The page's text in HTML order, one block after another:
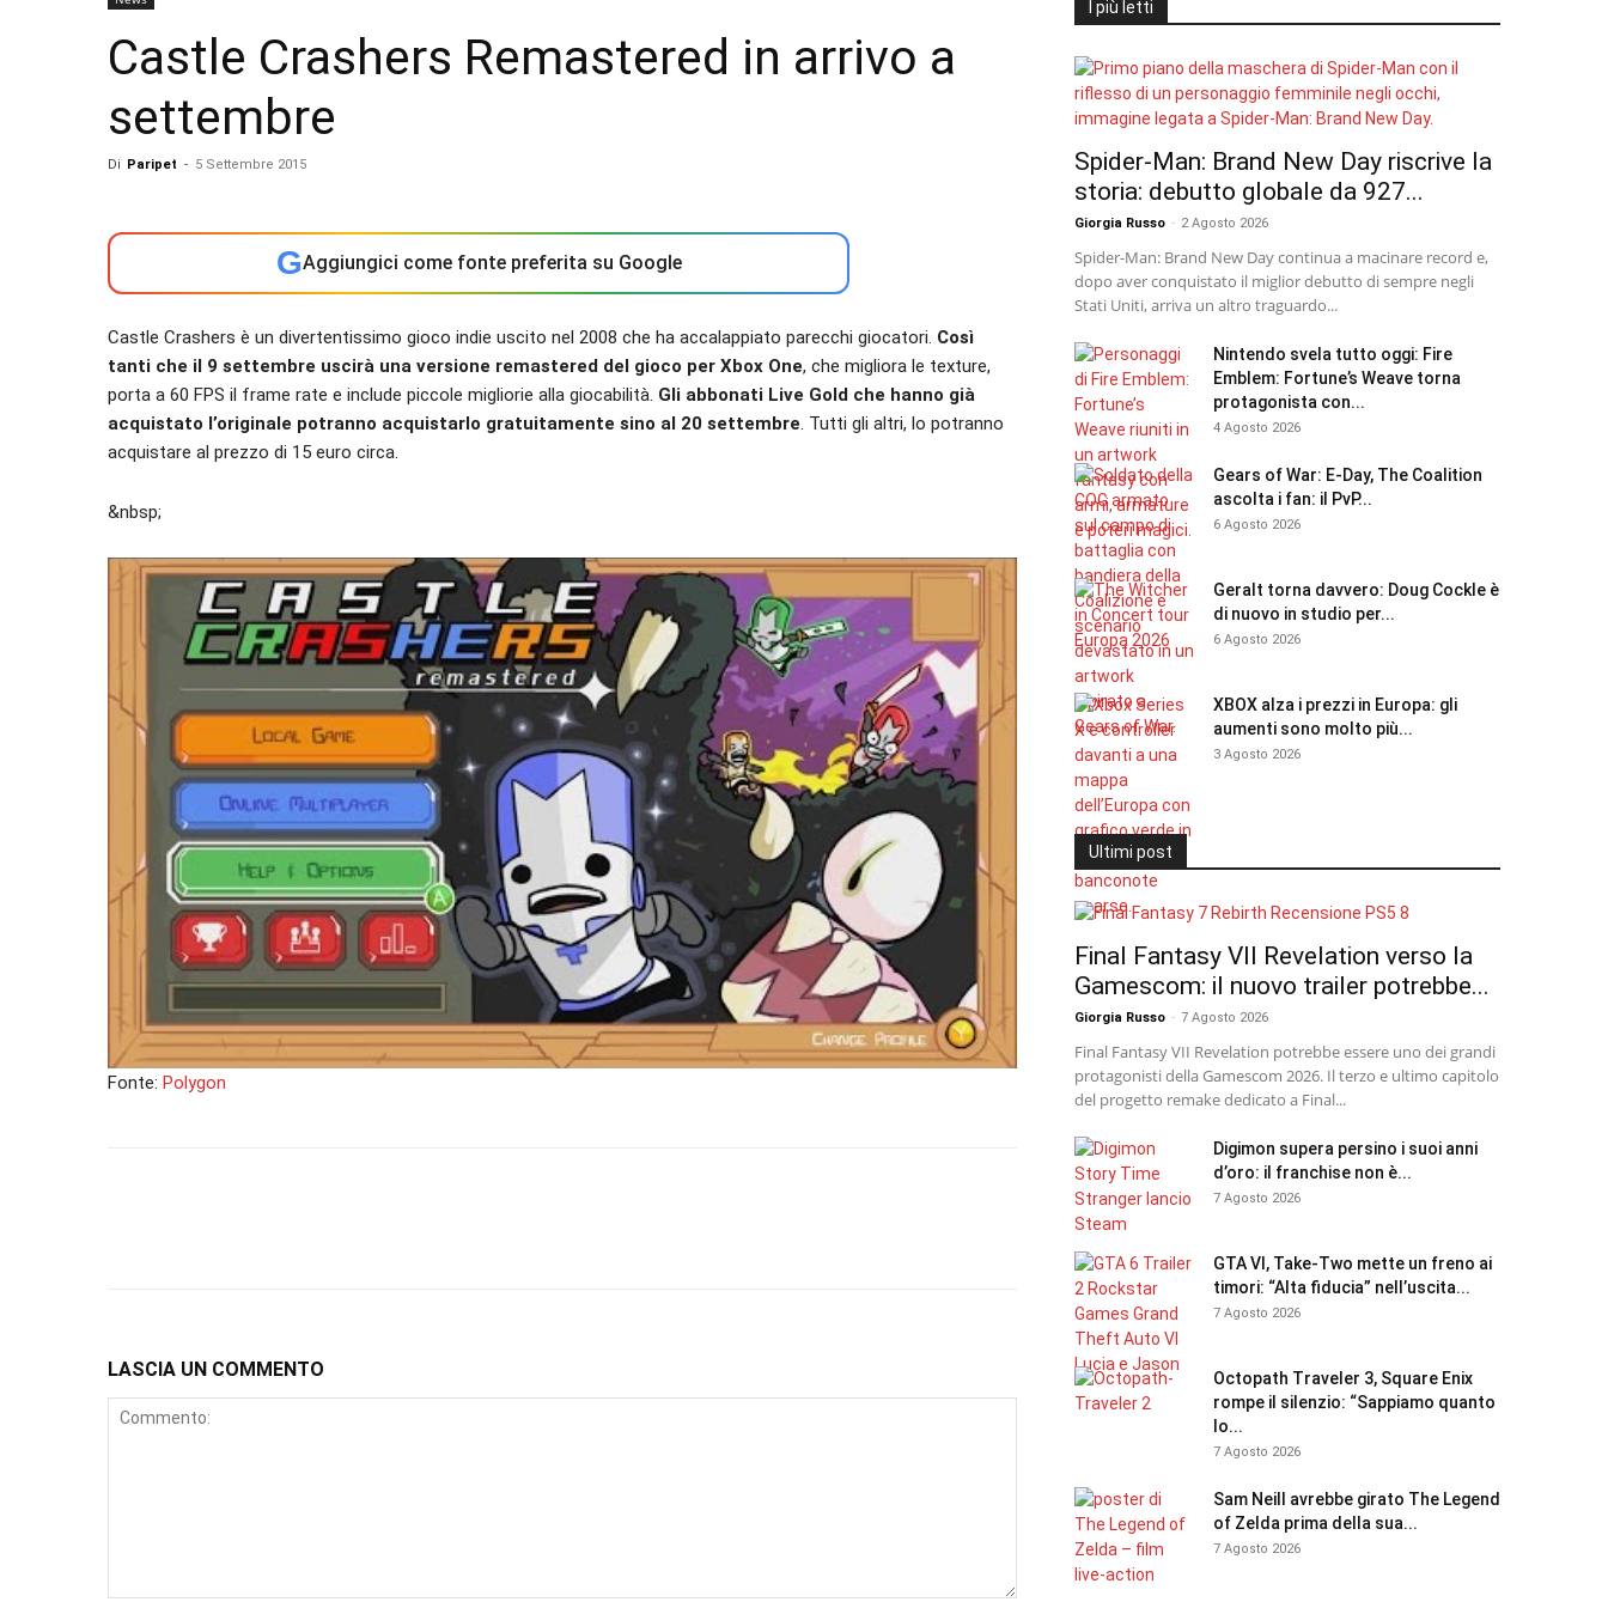
Castle Crashers Remastered in arrivo a
settembre
Di Paripet - 5 Settembre 2015
GAggiungici come fonte preferita su Google
Castle Crashers è un divertentissimo gioco indie uscito nel 2008 che ha accalappiato parecchi giocatori. Così
tanti che il 9 settembre uscirà una versione remastered del gioco per Xbox One, che migliora le texture,
porta a 60 FPS il frame rate e include piccole migliorie alla giocabilità. Gli abbonati Live Gold che hanno già
acquistato l’originale potranno acquistarlo gratuitamente sino al 20 settembre. Tutti gli altri, lo potranno
acquistare al prezzo di 15 euro circa.
&nbsp;
Fonte: Polygon
LASCIA UN COMMENTO
I più letti
Spider-Man: Brand New Day riscrive la
storia: debutto globale da 927...
Giorgia Russo - 2 Agosto 2026
Spider-Man: Brand New Day continua a macinare record e,
dopo aver conquistato il miglior debutto di sempre negli
Stati Uniti, arriva un altro traguardo...
Nintendo svela tutto oggi: Fire
Emblem: Fortune’s Weave torna
protagonista con...
4 Agosto 2026
Gears of War: E-Day, The Coalition
ascolta i fan: il PvP...
6 Agosto 2026
Geralt torna davvero: Doug Cockle è
di nuovo in studio per...
6 Agosto 2026
XBOX alza i prezzi in Europa: gli
aumenti sono molto più...
3 Agosto 2026
Ultimi post
Final Fantasy VII Revelation verso la
Gamescom: il nuovo trailer potrebbe...
Giorgia Russo - 7 Agosto 2026
Final Fantasy VII Revelation potrebbe essere uno dei grandi
protagonisti della Gamescom 2026. Il terzo e ultimo capitolo
del progetto remake dedicato a Final...
Digimon supera persino i suoi anni
d’oro: il franchise non è...
7 Agosto 2026
GTA VI, Take-Two mette un freno ai
timori: “Alta fiducia” nell’uscita...
7 Agosto 2026
Octopath Traveler 3, Square Enix
rompe il silenzio: “Sappiamo quanto
lo...
7 Agosto 2026
Sam Neill avrebbe girato The Legend
of Zelda prima della sua...
7 Agosto 2026